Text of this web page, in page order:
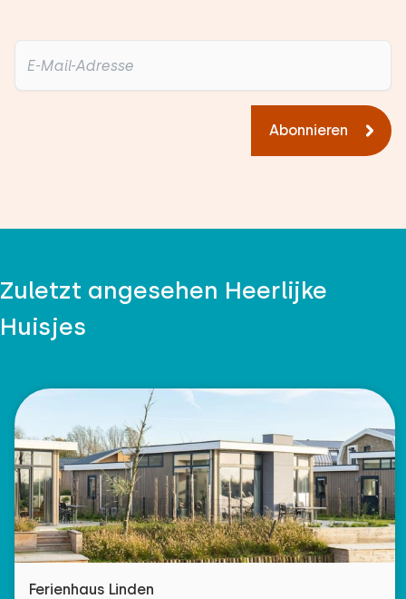
Abonnieren
Zuletzt angesehen Heerlijke
Huisjes
Ferienhaus Linden